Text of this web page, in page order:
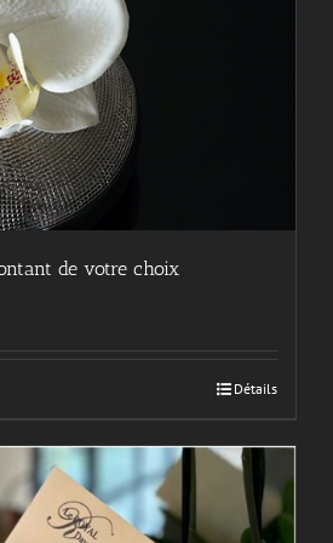
de votre choix
Détails